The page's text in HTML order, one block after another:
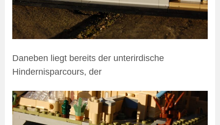
Daneben liegt bereits der unterirdische
Hindernisparcours, der